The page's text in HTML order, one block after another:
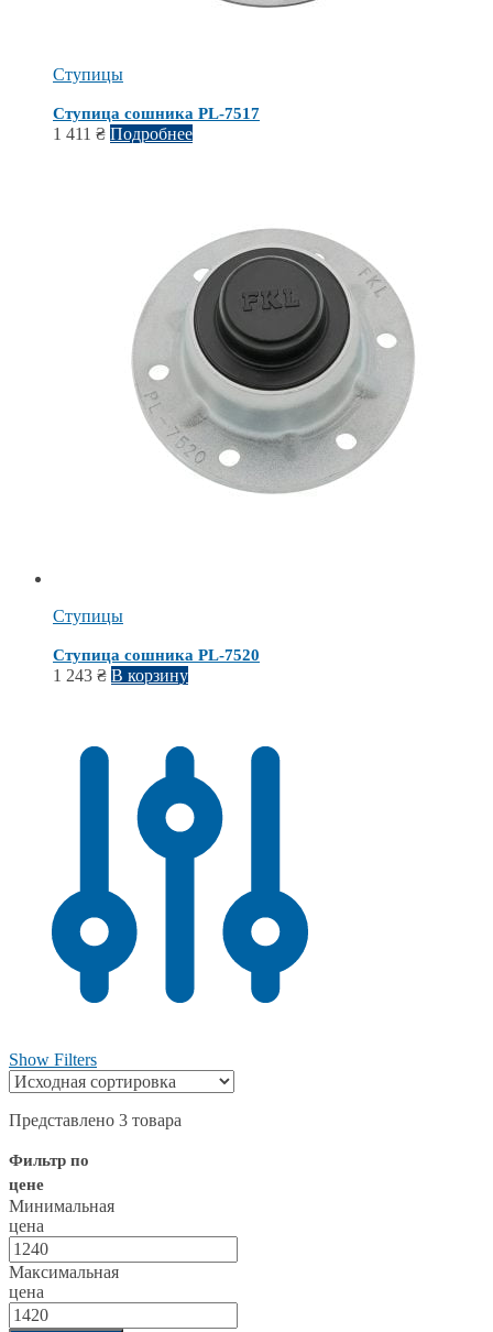
Ступицы
Ступица сошника PL-7517
1 411 ₴ Подробнее
Ступицы
Ступица сошника PL-7520
1 243 ₴ В корзину
Show Filters
Представлено 3 товара
Фильтр по
цене
Минимальная
цена
Максимальная
цена